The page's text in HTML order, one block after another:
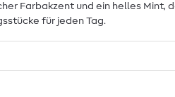
Farbakzent und ein helles
für jeden Tag.